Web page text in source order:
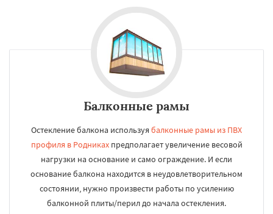
Балконные рамы
Остекление балкона используя балконные рамы из ПВХ
профиля в Родникахпредполагает увеличение весовой
нагрузки на основание и само ограждение. И если
основание балкона находится в неудовлетворительном
состоянии, нужно произвести работы по усилению
балконной плиты/перил до начала остекления.